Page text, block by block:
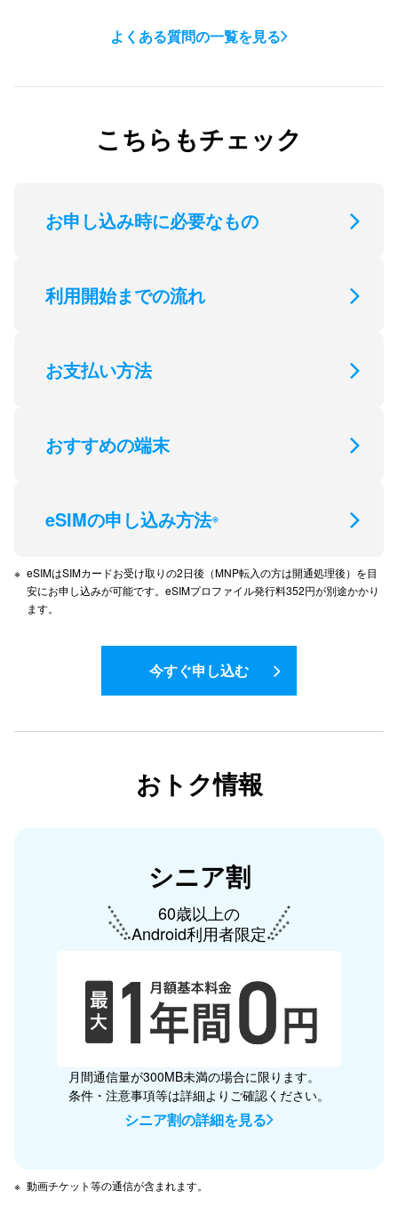
細・支払い方法」にてご確認いただけます。
よくある質問の一覧を見る
こちらもチェック
お申し込み時に必要なもの
利用開始までの流れ
お支払い方法
おすすめの端末
eSIMの申し込み方法※
eSIMはSIMカードお受け取りの2日後（MNP転入の方は開通処理後）を目
安にお申し込みが可能です。eSIMプロファイル発行料352円が別途かかり
ます。
今すぐ申し込む
おトク情報
シニア割
60歳以上の
Android利用者限定
月間通信量が300MB未満の場合に限ります。
条件・注意事項等は詳細よりご確認ください。
シニア割の詳細を見る
動画チケット等の通信が含まれます。